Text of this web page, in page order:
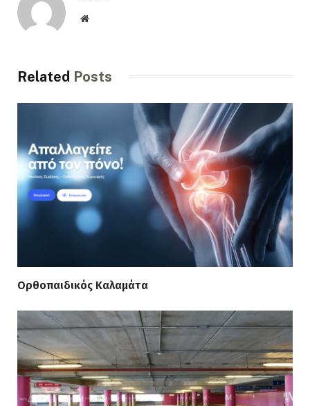
Website
Related Posts
Ορθοπαιδικός Καλαμάτα